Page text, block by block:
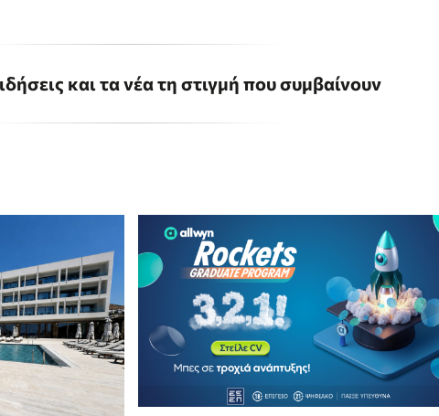
και τα νέα τη στιγμή που συμβαίνουν